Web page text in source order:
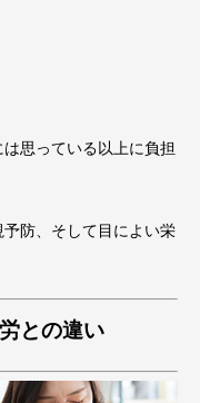
思っている以上に負担
防、そして目によい栄
との違い